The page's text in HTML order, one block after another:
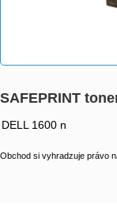
SAFEPRINT
DELL 1600 n
Obchod si vyhradzuje právo